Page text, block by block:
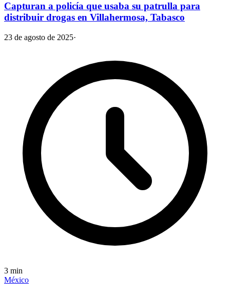
Capturan a policía que usaba su patrulla para
distribuir drogas en Villahermosa, Tabasco
23 de agosto de 2025·
3 min
México